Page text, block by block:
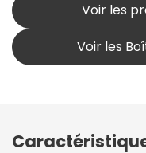
Voir les
Voir les